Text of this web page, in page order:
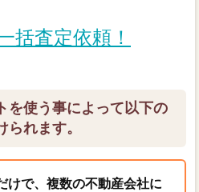
括査定依頼！
を使う事によって以下の
れます。
けで、複数の不動産会社に